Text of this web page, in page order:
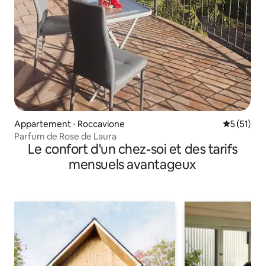
Appartement ⋅ Roccavione
5 (51)
Parfum de Rose de Laura
Le confort d'un chez-soi et des tarifs
mensuels avantageux